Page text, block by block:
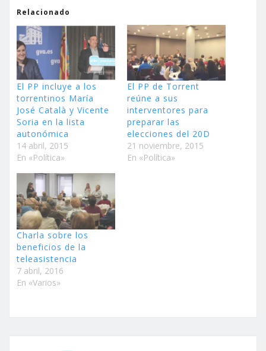
Relacionado
El PP incluye a los
torrentinos María
José Català y Vicente
Soria en la lista
autonómica
14 abril, 2015
En «Política»
El PP de Torrent
reúne a sus
interventores para
preparar las
elecciones del 20D
21 noviembre, 2015
En «Política»
Charla sobre los
beneficios de la
teleasistencia
7 abril, 2016
En «Varios»